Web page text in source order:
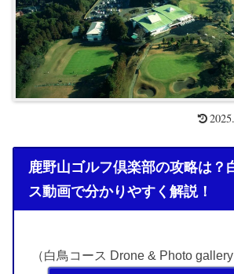
鹿野山ゴルフ倶楽部の攻略は？
ス動画で分かりやすく解説！
（白鳥コース Drone & Photo